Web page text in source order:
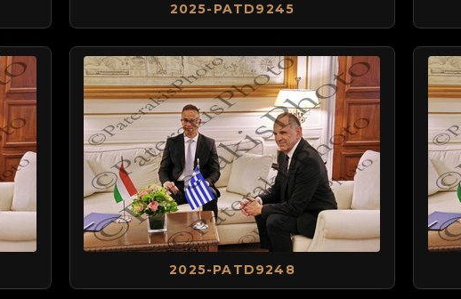
2025-PATD9245
2025-PATD9248